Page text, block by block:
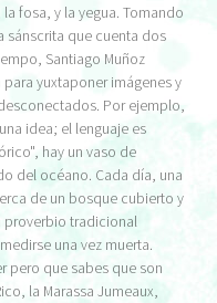
fosa, y la yegua. Tomando
que cuenta dos
Santiago Muñoz
yuxtaponer imágenes y
Por ejemplo,
idea; el lenguaje es
hay un vaso de
del océano. Cada día, una
de un bosque cubierto y
proverbio tradicional
una vez muerta.
pero que sabes que son
la Marassa Jumeaux,